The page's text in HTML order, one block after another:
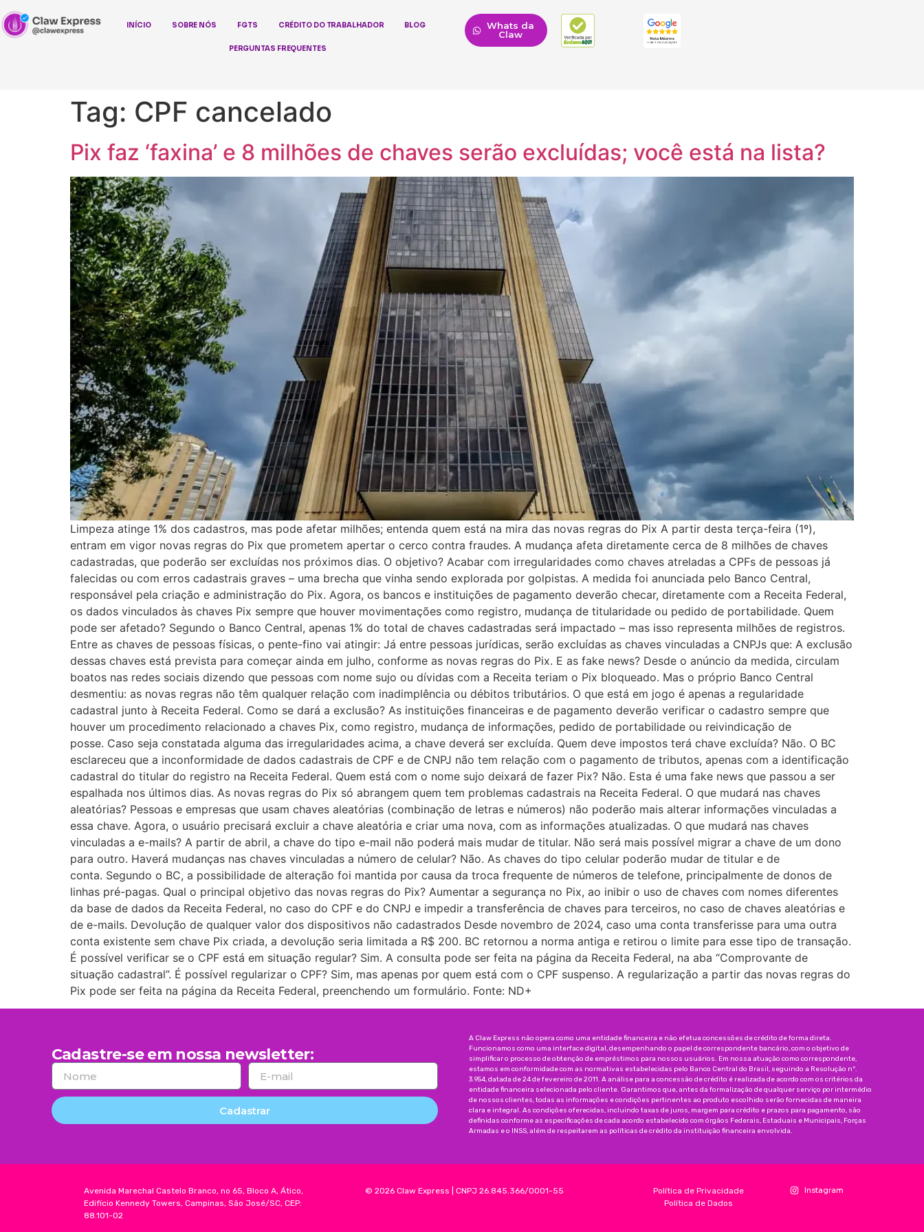
INÍCIO SOBRE NÓS FGTS CRÉDITO DO TRABALHADOR BLOG
PERGUNTAS FREQUENTES
Whats da
Claw
Tag: CPF cancelado
Pix faz ‘faxina’ e 8 milhões de chaves serão excluídas; você está na lista?
Limpeza atinge 1% dos cadastros, mas pode afetar milhões; entenda quem está na mira das novas regras do Pix A partir desta terça-feira (1º),
entram em vigor novas regras do Pix que prometem apertar o cerco contra fraudes. A mudança afeta diretamente cerca de 8 milhões de chaves
cadastradas, que poderão ser excluídas nos próximos dias. O objetivo? Acabar com irregularidades como chaves atreladas a CPFs de pessoas já
falecidas ou com erros cadastrais graves – uma brecha que vinha sendo explorada por golpistas. A medida foi anunciada pelo Banco Central,
responsável pela criação e administração do Pix. Agora, os bancos e instituições de pagamento deverão checar, diretamente com a Receita Federal,
os dados vinculados às chaves Pix sempre que houver movimentações como registro, mudança de titularidade ou pedido de portabilidade. Quem
pode ser afetado? Segundo o Banco Central, apenas 1% do total de chaves cadastradas será impactado – mas isso representa milhões de registros.
Entre as chaves de pessoas físicas, o pente-fino vai atingir: Já entre pessoas jurídicas, serão excluídas as chaves vinculadas a CNPJs que: A exclusão
dessas chaves está prevista para começar ainda em julho, conforme as novas regras do Pix. E as fake news? Desde o anúncio da medida, circulam
boatos nas redes sociais dizendo que pessoas com nome sujo ou dívidas com a Receita teriam o Pix bloqueado. Mas o próprio Banco Central
desmentiu: as novas regras não têm qualquer relação com inadimplência ou débitos tributários. O que está em jogo é apenas a regularidade
cadastral junto à Receita Federal. Como se dará a exclusão? As instituições financeiras e de pagamento deverão verificar o cadastro sempre que
houver um procedimento relacionado a chaves Pix, como registro, mudança de informações, pedido de portabilidade ou reivindicação de
posse. Caso seja constatada alguma das irregularidades acima, a chave deverá ser excluída. Quem deve impostos terá chave excluída? Não. O BC
esclareceu que a inconformidade de dados cadastrais de CPF e de CNPJ não tem relação com o pagamento de tributos, apenas com a identificação
cadastral do titular do registro na Receita Federal. Quem está com o nome sujo deixará de fazer Pix? Não. Esta é uma fake news que passou a ser
espalhada nos últimos dias. As novas regras do Pix só abrangem quem tem problemas cadastrais na Receita Federal. O que mudará nas chaves
aleatórias? Pessoas e empresas que usam chaves aleatórias (combinação de letras e números) não poderão mais alterar informações vinculadas a
essa chave. Agora, o usuário precisará excluir a chave aleatória e criar uma nova, com as informações atualizadas. O que mudará nas chaves
vinculadas a e-mails? A partir de abril, a chave do tipo e-mail não poderá mais mudar de titular. Não será mais possível migrar a chave de um dono
para outro. Haverá mudanças nas chaves vinculadas a número de celular? Não. As chaves do tipo celular poderão mudar de titular e de
conta. Segundo o BC, a possibilidade de alteração foi mantida por causa da troca frequente de números de telefone, principalmente de donos de
linhas pré-pagas. Qual o principal objetivo das novas regras do Pix? Aumentar a segurança no Pix, ao inibir o uso de chaves com nomes diferentes
da base de dados da Receita Federal, no caso do CPF e do CNPJ e impedir a transferência de chaves para terceiros, no caso de chaves aleatórias e
de e-mails. Devolução de qualquer valor dos dispositivos não cadastrados Desde novembro de 2024, caso uma conta transferisse para uma outra
conta existente sem chave Pix criada, a devolução seria limitada a R$ 200. BC retornou a norma antiga e retirou o limite para esse tipo de transação.
É possível verificar se o CPF está em situação regular? Sim. A consulta pode ser feita na página da Receita Federal, na aba “Comprovante de
situação cadastral”. É possível regularizar o CPF? Sim, mas apenas por quem está com o CPF suspenso. A regularização a partir das novas regras do
Pix pode ser feita na página da Receita Federal, preenchendo um formulário. Fonte: ND+
Cadastre-se em nossa newsletter:
Cadastrar
A Claw Express não opera como uma entidade financeira e não efetua concessões de crédito de forma direta.
Funcionamos como uma interface digital, desempenhando o papel de correspondente bancário, com o objetivo de
simplificar o processo de obtenção de empréstimos para nossos usuários. Em nossa atuação como correspondente,
estamos em conformidade com as normativas estabelecidas pelo Banco Central do Brasil, seguindo a Resolução nº.
3.954, datada de 24 de fevereiro de 2011. A análise para a concessão de crédito é realizada de acordo com os critérios da
entidade financeira selecionada pelo cliente. Garantimos que, antes da formalização de qualquer serviço por intermédio
de nossos clientes, todas as informações e condições pertinentes ao produto escolhido serão fornecidas de maneira
clara e integral. As condições oferecidas, incluindo taxas de juros, margem para crédito e prazos para pagamento, são
definidas conforme as especificações de cada acordo estabelecido com órgãos Federais, Estaduais e Municipais, Forças
Armadas e o INSS, além de respeitarem as políticas de crédito da instituição financeira envolvida.
Avenida Marechal Castelo Branco, no 65, Bloco A, Ático,
Edifício Kennedy Towers, Campinas, São José/SC, CEP:
88.101-02
©2026 Claw Express |CNPJ 26.845.366/0001-55
Política de Privacidade
Política de Dados
Instagram